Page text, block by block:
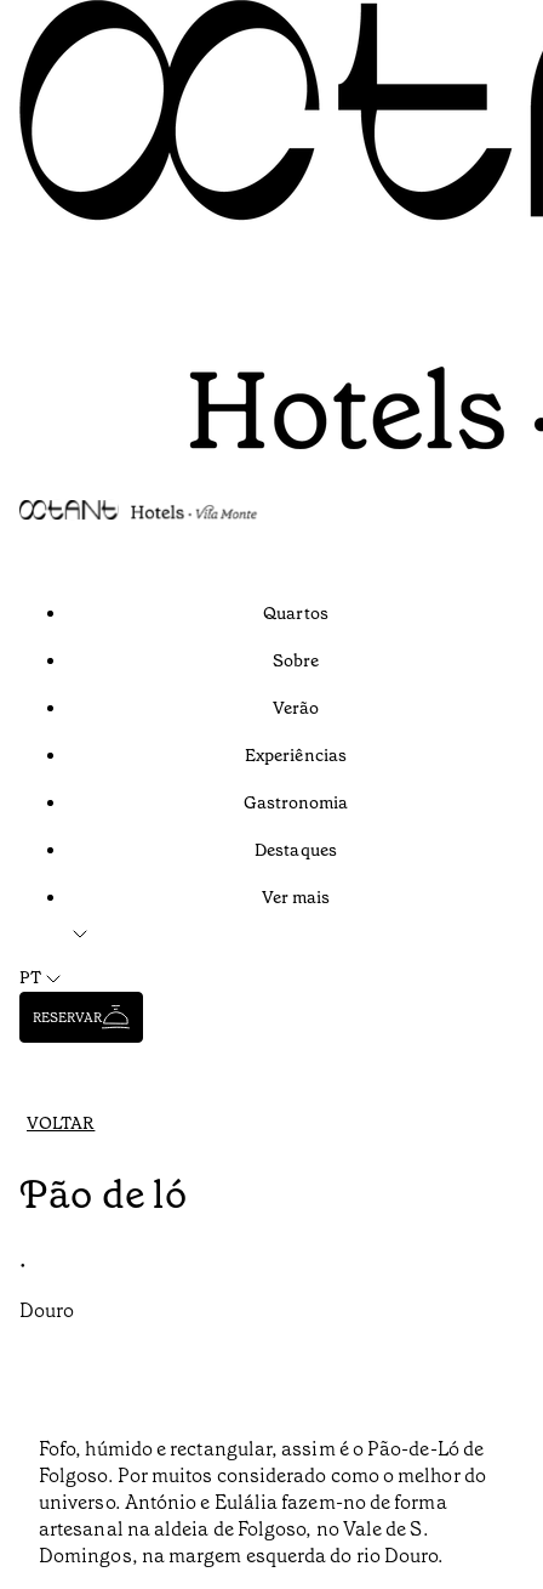
Quartos
Sobre
Verão
Experiências
Gastronomia
Destaques
Ver mais
PT
RESERVAR
VOLTAR
Pão de ló
•
Douro
Fofo, húmido e rectangular, assim é o Pão-de-Ló de
Folgoso. Por muitos considerado como o melhor do
universo. António e Eulália fazem-no de forma
artesanal na aldeia de Folgoso, no Vale de S.
Domingos, na margem esquerda do rio Douro.